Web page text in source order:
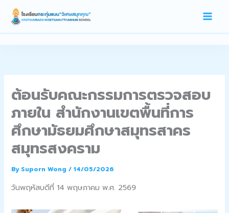
ต้อนรับคณะกรรมการตรวจสอบ
ภายใน สำนักงานเขตพื้นที่การ
ศึกษามัธยมศึกษาสมุทรสาคร
สมุทรสงคราม
By Suporn Wong/14/05/2026
วันพฤหัสบดีที่ 14 พฤษภาคม พ.ศ. 2569